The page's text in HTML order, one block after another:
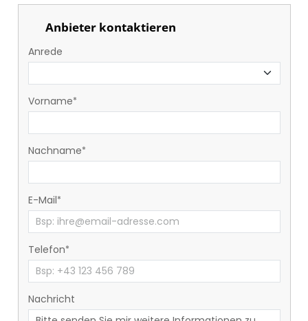
Anbieter kontaktieren
Anrede
Vorname
Nachname
E-Mail
Telefon
Nachricht